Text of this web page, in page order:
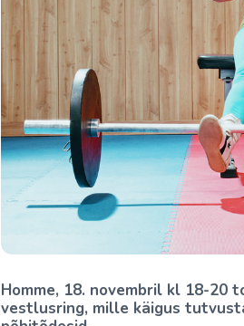
Homme, 18. novembril kl 18-20
vestlusring, mille käigus